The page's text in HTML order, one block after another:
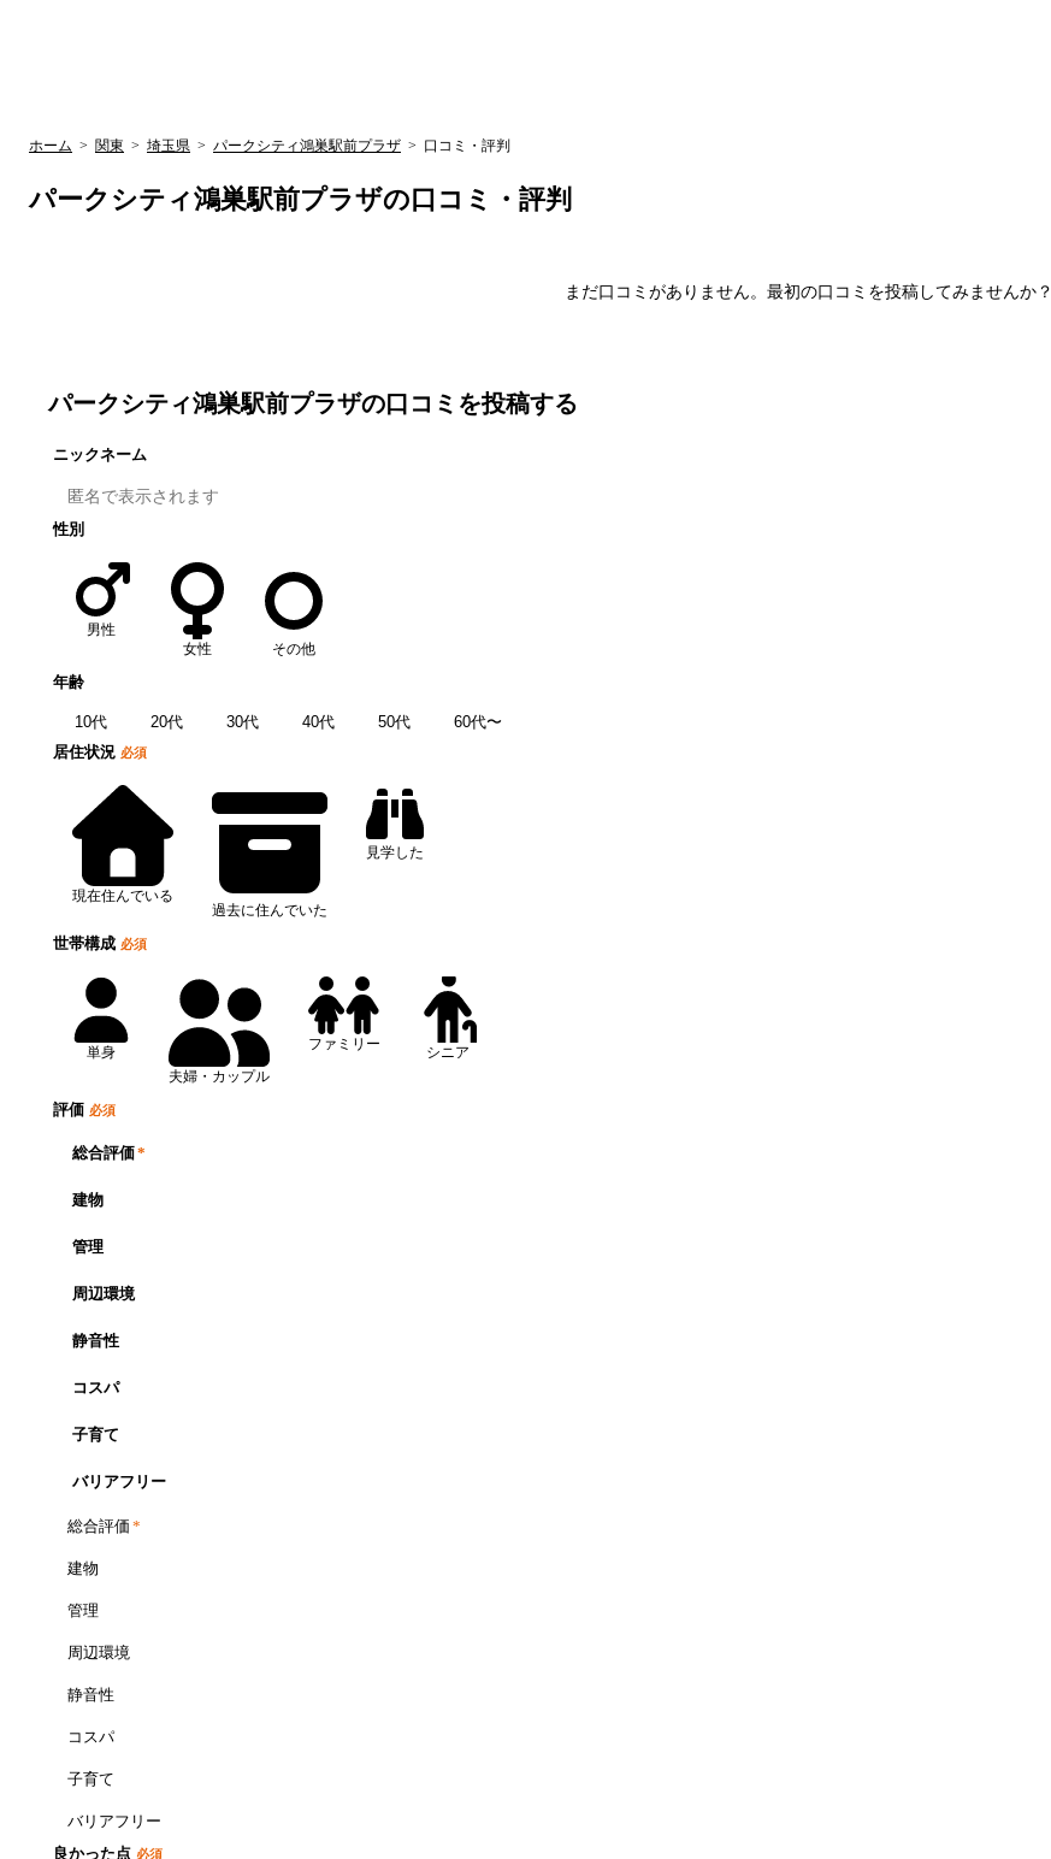
ホーム > 関東 > 埼玉県 > パークシティ鴻巣駅前プラザ > 口コミ・評判
パークシティ鴻巣駅前プラザの口コミ・評判
まだ口コミがありません。最初の口コミを投稿してみませんか？
パークシティ鴻巣駅前プラザの口コミを投稿する
ニックネーム
性別
男性
女性
その他
年齢
10代 20代 30代 40代 50代
60代〜
居住状況 必須
現在住んでいる
過去に住んでいた
見学した
世帯構成 必須
単身
夫婦・カップル
ファミリー シニア
評価 必須
総合評価*
建物
管理
周辺環境
静音性
コスパ
子育て
バリアフリー
総合評価 *
建物
管理
周辺環境
静音性
コスパ
子育て
バリアフリー
良かった点 必須